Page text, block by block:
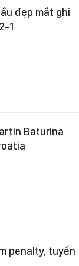
đẹp mắt ghi
1
Baturina
penalty, tuyển